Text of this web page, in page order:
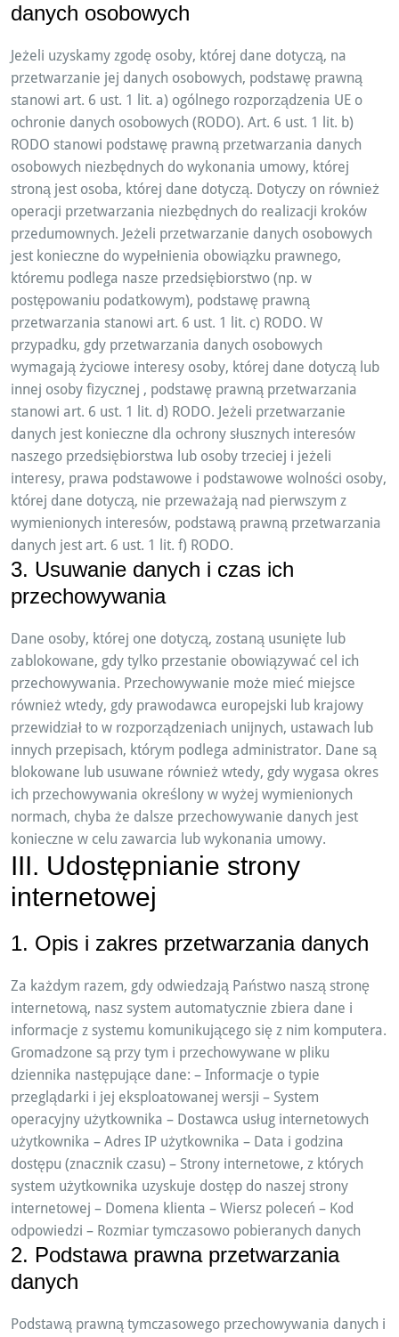
danych osobowych
Jeżeli uzyskamy zgodę osoby, której dane dotyczą, na
przetwarzanie jej danych osobowych, podstawę prawną
stanowi art. 6 ust. 1 lit. a) ogólnego rozporządzenia UE o
ochronie danych osobowych (RODO). Art. 6 ust. 1 lit. b)
RODO stanowi podstawę prawną przetwarzania danych
osobowych niezbędnych do wykonania umowy, której
stroną jest osoba, której dane dotyczą. Dotyczy on również
operacji przetwarzania niezbędnych do realizacji kroków
przedumownych. Jeżeli przetwarzanie danych osobowych
jest konieczne do wypełnienia obowiązku prawnego,
któremu podlega nasze przedsiębiorstwo (np. w
postępowaniu podatkowym), podstawę prawną
przetwarzania stanowi art. 6 ust. 1 lit. c) RODO. W
przypadku, gdy przetwarzania danych osobowych
wymagają życiowe interesy osoby, której dane dotyczą lub
innej osoby fizycznej , podstawę prawną przetwarzania
stanowi art. 6 ust. 1 lit. d) RODO. Jeżeli przetwarzanie
danych jest konieczne dla ochrony słusznych interesów
naszego przedsiębiorstwa lub osoby trzeciej i jeżeli
interesy, prawa podstawowe i podstawowe wolności osoby,
której dane dotyczą, nie przeważają nad pierwszym z
wymienionych interesów, podstawą prawną przetwarzania
danych jest art. 6 ust. 1 lit. f) RODO.
3. Usuwanie danych i czas ich
przechowywania
Dane osoby, której one dotyczą, zostaną usunięte lub
zablokowane, gdy tylko przestanie obowiązywać cel ich
przechowywania. Przechowywanie może mieć miejsce
również wtedy, gdy prawodawca europejski lub krajowy
przewidział to w rozporządzeniach unijnych, ustawach lub
innych przepisach, którym podlega administrator. Dane są
blokowane lub usuwane również wtedy, gdy wygasa okres
ich przechowywania określony w wyżej wymienionych
normach, chyba że dalsze przechowywanie danych jest
konieczne w celu zawarcia lub wykonania umowy.
III. Udostępnianie strony
internetowej
1. Opis i zakres przetwarzania danych
Za każdym razem, gdy odwiedzają Państwo naszą stronę
internetową, nasz system automatycznie zbiera dane i
informacje z systemu komunikującego się z nim komputera.
Gromadzone są przy tym i przechowywane w pliku
dziennika następujące dane: – Informacje o typie
przeglądarki i jej eksploatowanej wersji – System
operacyjny użytkownika – Dostawca usług internetowych
użytkownika – Adres IP użytkownika – Data i godzina
dostępu (znacznik czasu) – Strony internetowe, z których
system użytkownika uzyskuje dostęp do naszej strony
internetowej – Domena klienta – Wiersz poleceń – Kod
odpowiedzi – Rozmiar tymczasowo pobieranych danych
2. Podstawa prawna przetwarzania
danych
Podstawą prawną tymczasowego przechowywania danych i